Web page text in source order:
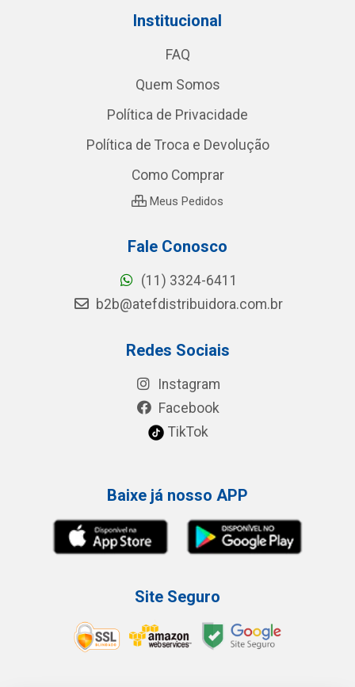
Institucional
FAQ
Quem Somos
Política de Privacidade
Política de Troca e Devolução
Como Comprar
Meus Pedidos
Fale Conosco
(11) 3324-6411
b2b@atefdistribuidora.com.br
Redes Sociais
Instagram
Facebook
TikTok
Baixe já nosso APP
Site Seguro